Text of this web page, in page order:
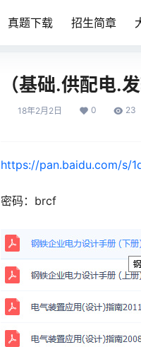
真题下载 招生简章
（基础.供配电.
18年2月2日 0 23
https://pan.baidu.com/s/
密码：brcf